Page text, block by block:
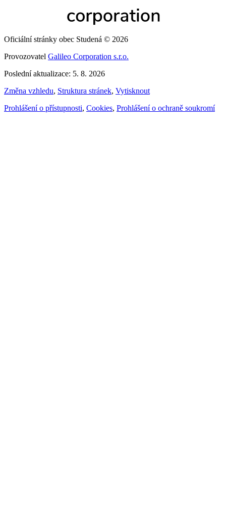
Oficiální stránky obec Studená © 2026
Provozovatel Galileo Corporation s.r.o.
Poslední aktualizace: 5. 8. 2026
Změna vzhledu, Struktura stránek, Vytisknout
Prohlášení o přístupnosti, Cookies, Prohlášení o ochraně soukromí